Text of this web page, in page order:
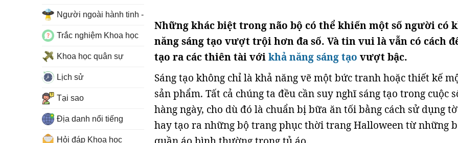
Những khác biệt trong não bộ có thể khiến một số người có
năng sáng tạo vượt trội hơn đa số. Và tin vui là vẫn có cách
tạo ra các thiên tài vớikhả năng sáng tạo vượt bậc.
Sáng tạo không chỉ là khả năng vẽ một bức tranh hoặc thiết kế
sản phẩm. Tất cả chúng ta đều cần suy nghĩ sáng tạo trong cuộc
hàng ngày, cho dù đó là chuẩn bị bữa ăn tối bằng cách sử dụng
hay tạo ra những bộ trang phục thời trang Halloween từ những
Người ngoài hành tinh - UFO
Trắc nghiệm Khoa học
Khoa học quân sự
Lịch sử
Tại sao
Địa danh nổi tiếng
Hỏi đáp Khoa học